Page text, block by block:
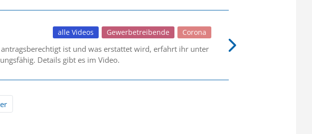
Corona
Gewerbetreibende
alle Videos
ist und was erstattet wird, erfahrt ihr unter
Details gibt es im Video.